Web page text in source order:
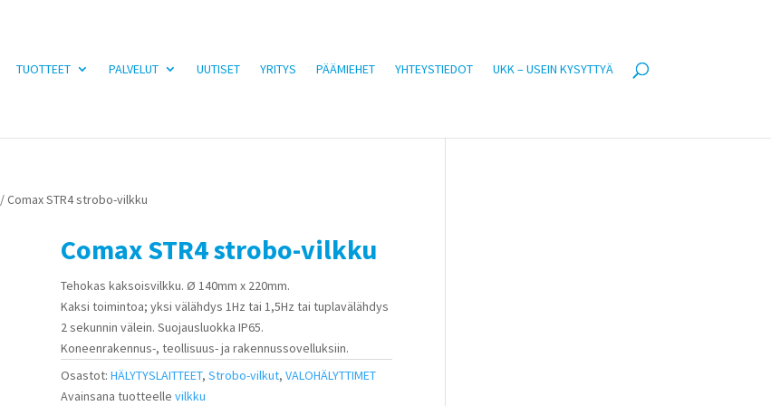
TUOTTEET PALVELUT UUTISET YRITYS PÄÄMIEHET YHTEYSTIEDOT UKK – USEIN KYSYTTYÄ
/ Comax STR4 strobo-vilkku
Comax STR4 strobo-vilkku
Tehokas kaksoisvilkku. Ø 140mm x 220mm.
Kaksi toimintoa; yksi välähdys 1Hz tai 1,5Hz tai tuplavälähdys
2 sekunnin välein. Suojausluokka IP65.
Koneenrakennus-, teollisuus- ja rakennussovelluksiin.
Osastot:HÄLYTYSLAITTEET,Strobo-vilkut,VALOHÄLYTTIMET
Avainsana tuotteellevilkku